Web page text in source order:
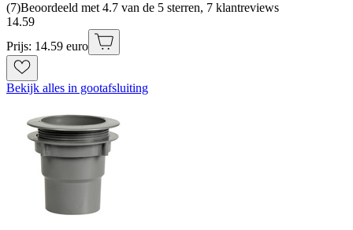
(7)Beoordeeld met 4.7 van de 5 sterren, 7 klantreviews
14.59
Prijs: 14.59 euro
Bekijk alles in gootafsluiting